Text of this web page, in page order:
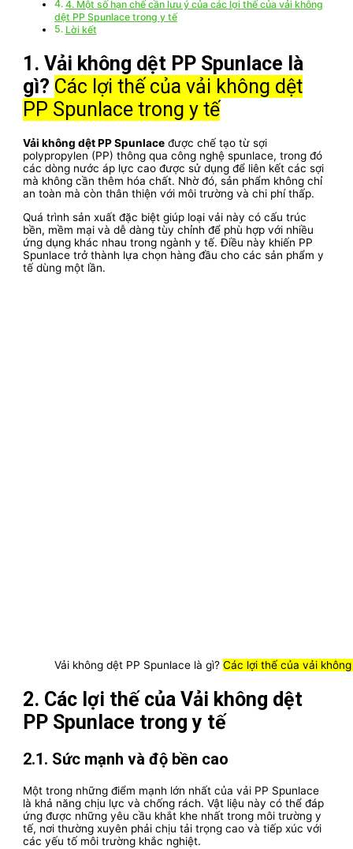
4. Một số hạn chế cần lưu ý của các lợi thế của vải không
dệt PP Spunlace trong y tế
Lời kết
1. Vải không dệt PP Spunlace là
gì? Các lợi thế của vải không dệt
PP Spunlace trong y tế
Vải không dệt PP Spunlace được chế tạo từ sợi
polypropylen (PP) thông qua công nghệ spunlace, trong đó
các dòng nước áp lực cao được sử dụng để liên kết các sợi
mà không cần thêm hóa chất. Nhờ đó, sản phẩm không chỉ
an toàn mà còn thân thiện với môi trường và chi phí thấp.
Quá trình sản xuất đặc biệt giúp loại vải này có cấu trúc
bền, mềm mại và dễ dàng tùy chỉnh để phù hợp với nhiều
ứng dụng khác nhau trong ngành y tế. Điều này khiến PP
Spunlace trở thành lựa chọn hàng đầu cho các sản phẩm y
tế dùng một lần.
Vải không dệt PP Spunlace là gì?Các lợi thế của vải
2. Các lợi thế của Vải không dệt
PP Spunlace trong y tế
2.1. Sức mạnh và độ bền cao
Một trong những điểm mạnh lớn nhất của vải PP Spunlace
là khả năng chịu lực và chống rách. Vật liệu này có thể đáp
ứng được những yêu cầu khắt khe nhất trong môi trường y
tế, nơi thường xuyên phải chịu tải trọng cao và tiếp xúc với
các yếu tố môi trường khắc nghiệt.